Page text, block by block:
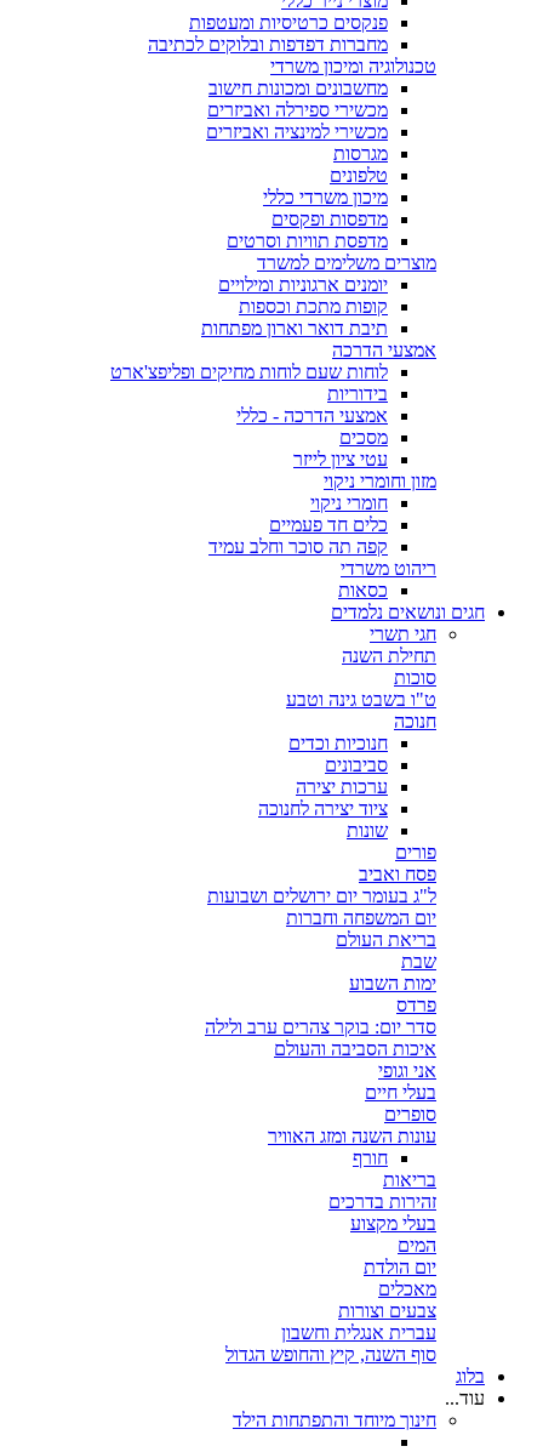
פנקסים כרטיסיות ומעטפות
מחברות דפדפות ובלוקים לכתיבה
טכנולוגיה ומיכון משרדי
מחשבונים ומכונות חישוב
מכשירי ספירלה ואביזרים
מכשירי למינציה ואביזרים
מגרסות
טלפונים
מיכון משרדי כללי
מדפסות ופקסים
מדפסת תוויות וסרטים
מוצרים משלימים למשרד
יומנים ארגוניות ומילויים
קופות מתכת וכספות
תיבת דואר וארון מפתחות
אמצעי הדרכה
לוחות שעם לוחות מחיקים ופליפצ'ארט
בידוריות
אמצעי הדרכה - כללי
מסכים
עטי ציון לייזר
מזון וחומרי ניקוי
חומרי ניקוי
כלים חד פעמיים
קפה תה סוכר וחלב עמיד
ריהוט משרדי
כסאות
חגים ונושאים נלמדים
חגי תשרי
תחילת השנה
סוכות
ט"ו בשבט גינה וטבע
חנוכה
חנוכיות וכדים
סביבונים
ערכות יצירה
ציוד יצירה לחנוכה
שונות
פורים
פסח ואביב
ל"ג בעומר יום ירושלים ושבועות
יום המשפחה וחברות
בריאת העולם
שבת
ימות השבוע
פרדס
סדר יום: בוקר צהרים ערב ולילה
איכות הסביבה והעולם
אני וגופי
בעלי חיים
סופרים
עונות השנה ומזג האוויר
חורף
בריאות
זהירות בדרכים
בעלי מקצוע
המים
יום הולדת
מאכלים
צבעים וצורות
עברית אנגלית וחשבון
סוף השנה, קיץ והחופש הגדול
בלוג
עוד...
חינוך מיוחד והתפתחות הילד